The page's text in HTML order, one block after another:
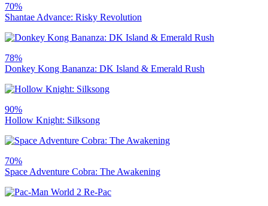
70%
Shantae Advance: Risky Revolution
78%
Donkey Kong Bananza: DK Island & Emerald Rush
90%
Hollow Knight: Silksong
70%
Space Adventure Cobra: The Awakening